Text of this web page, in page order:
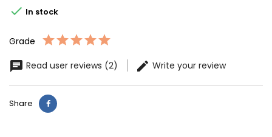
 In stock
Grade
Read user reviews (2)
Write your review
Share